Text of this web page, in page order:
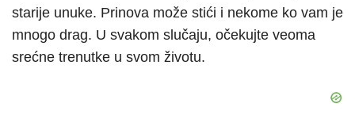
starije unuke. Prinova može stići i nekome ko vam je
mnogo drag. U svakom slučaju, očekujte veoma
srećne trenutke u svom životu.